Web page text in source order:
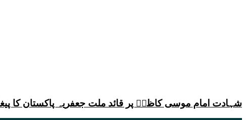
شہادت امام موسی کاظمؑ پر قائد ملت جعفریہ پاکستان کا